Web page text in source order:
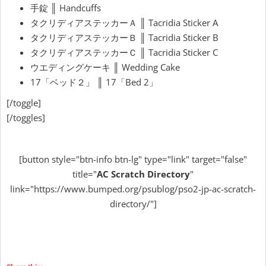
手錠 ║ Handcuffs
タクリディアステッカーＡ ║ Tacridia Sticker A
タクリディアステッカーＢ ║ Tacridia Sticker B
タクリディアステッカーＣ ║ Tacridia Sticker C
ウエディングケーキ ║ Wedding Cake
17「ベッド２」 ║ 17「Bed 2」
[/toggle]
[/toggles]
[button style="btn-info btn-lg" type="link" target="false"
title="AC Scratch Directory"
link="https://www.bumped.org/psublog/pso2-jp-ac-scratch-
directory/"]